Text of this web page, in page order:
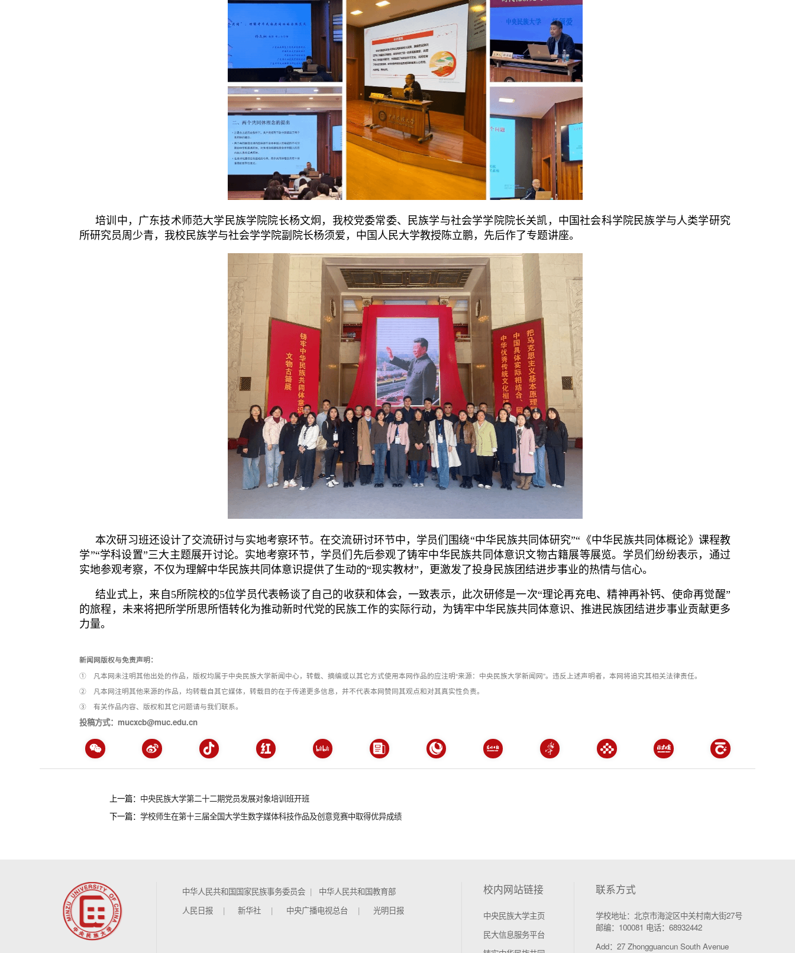
培训中，广东技术师范大学民族学院院长杨文炯，我校党委常委、民族学与社会学学院院长关凯，中国社会科学院民族学与人类学研究
所研究员周少青，我校民族学与社会学学院副院长杨须爱，中国人民大学教授陈立鹏，先后作了专题讲座。
本次研习班还设计了交流研讨与实地考察环节。在交流研讨环节中，学员们围绕“中华民族共同体研究”“《中华民族共同体概论》课程教
学”“学科设置”三大主题展开讨论。实地考察环节，学员们先后参观了铸牢中华民族共同体意识文物古籍展等展览。学员们纷纷表示，通过
实地参观考察，不仅为理解中华民族共同体意识提供了生动的“现实教材”，更激发了投身民族团结进步事业的热情与信心。
结业式上，来自5所院校的5位学员代表畅谈了自己的收获和体会，一致表示，此次研修是一次“理论再充电、精神再补钙、使命再觉醒”
的旅程，未来将把所学所思所悟转化为推动新时代党的民族工作的实际行动，为铸牢中华民族共同体意识、推进民族团结进步事业贡献更多
力量。
新闻网版权与免责声明：
① 凡本网未注明其他出处的作品，版权均属于中央民族大学新闻中心，转载、摘编或以其它方式使用本网作品的应注明“来源：中央民族大学新闻网”。违反上述声明者，本网将追究其相关法律责任。
② 凡本网注明其他来源的作品，均转载自其它媒体，转载目的在于传递更多信息，并不代表本网赞同其观点和对其真实性负责。
③ 有关作品内容、版权和其它问题请与我们联系。
投稿方式：mucxcb@muc.edu.cn
上一篇： 中央民族大学第二十二期党员发展对象培训班开班
下一篇： 学校师生在第十三届全国大学生数字媒体科技作品及创意竞赛中取得优异成绩
中华人民共和国国家民族事务委员会
中华人民共和国教育部
人民日报
新华社 中央广播电视总台 光明日报
校内网站链接
中央民族大学主页
民大信息服务平台
联系方式
学校地址：北京市海淀区中关村南大街27号
邮编：100081 电话：68932442
Add：27 Zhongguancun South Avenue